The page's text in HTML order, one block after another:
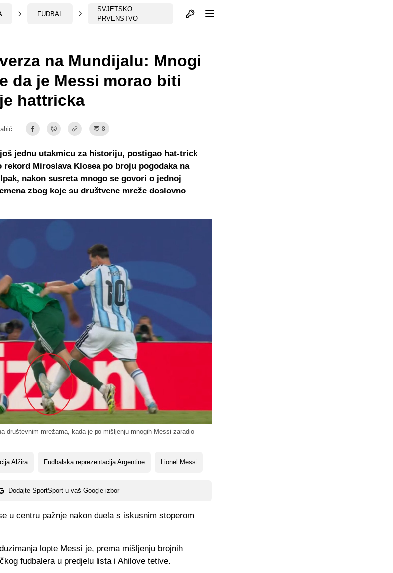
FUDBAL
SVJETSKO
PRVENSTVO
Otvori profil
društevnim mrežama, kada je po mišljenju mnogih Messi zaradio
na Mundijalu: Mnogi
da je Messi morao biti
hattricka
8
Alžira Fudbalska reprezentacija Argentine Lionel Messi
Dodajte SportSport u vaš Google izbor
jednu utakmicu za historiju, postigao hat-trick
Miroslava Klosea po broju pogodaka na
nakon susreta mnogo se govori o jednoj
zbog koje su društvene mreže doslovno
u centru pažnje nakon duela s iskusnim stoperom
lopte Messi je, prema mišljenju brojnih
fudbalera u predjelu lista i Ahilove tetive.